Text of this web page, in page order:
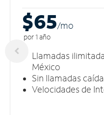
$65/mo
por 1 año
Llamadas
México
Sin llamadas
Velocidades de